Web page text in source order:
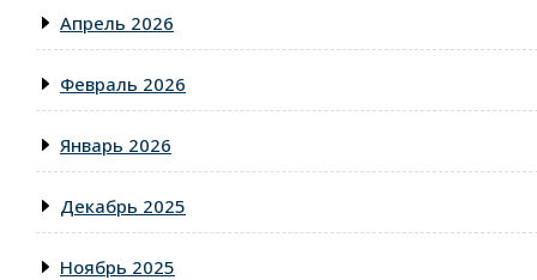
Апрель 2026
Февраль 2026
Январь 2026
Декабрь 2025
Ноябрь 2025